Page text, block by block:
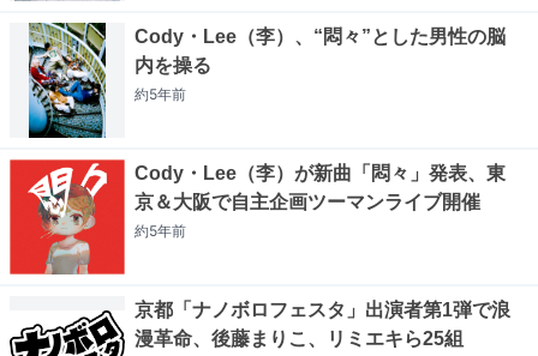
Cody・Lee（李）、“悶々”とした男性の脳
内を操る
約5年前
Cody・Lee（李）が新曲「悶々」発表、東
京＆大阪で自主企画ツーマンライブ開催
約5年前
京都「ナノボロフェスタ」出演者第1弾で浪
漫革命、後藤まりこ、リミエキら25組